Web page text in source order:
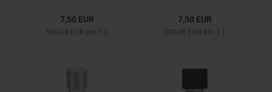
7,50 EUR
500,00 EUR pro 1 L
7,50 EUR
500,00 EUR pro 1 L